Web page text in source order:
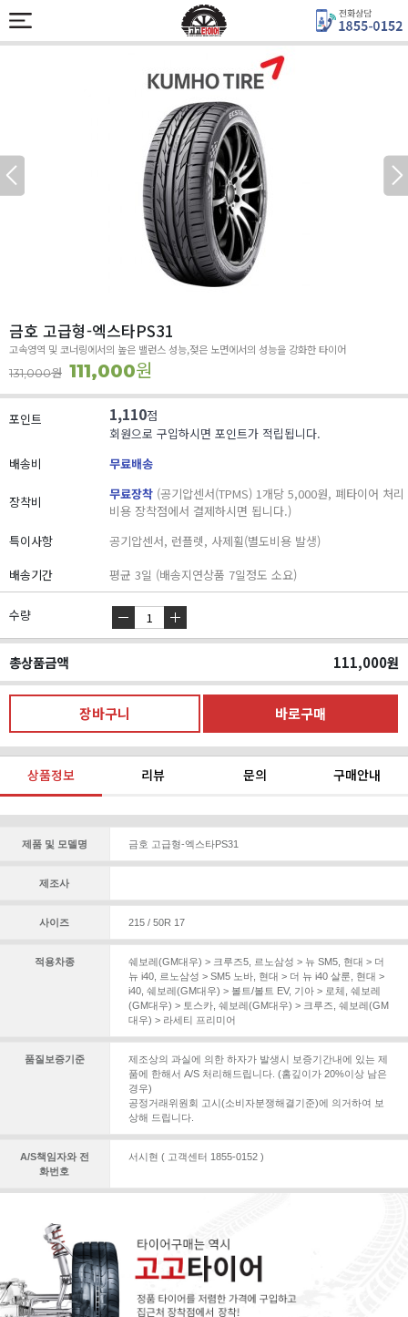
금호 고급형-엑스타PS31
고속영역 및 코너링에서의 높은 밸런스 성능,젖은 노면에서의 성능을 강화한 타이어
131,000원 111,000원
포인트 1,110점
회원으로 구입하시면 포인트가 적립됩니다.
배송비
무료배송
장착비 무료장착 (공기압센서(TPMS) 1개당 5,000원, 폐타이어 처리
비용 장착점에서 결제하시면 됩니다.)
특이사항
공기압센서, 런플렛, 사제휠(별도비용 발생)
배송기간
평균 3일 (배송지연상품 7일정도 소요)
수량
총상품금액 111,000원
상품정보 리뷰 문의 구매안내
제품 및 모델명 금호 고급형-엑스타PS31
제조사
사이즈 215 / 50R 17
적용차종 쉐보레(GM대우) > 크루즈5, 르노삼성 > 뉴 SM5, 현대 > 더
뉴 i40, 르노삼성 > SM5 노바, 현대 > 더 뉴 i40 살룬
현대 >
i40, 쉐보레(GM대우) > 볼트/볼트 EV, 기아 > 로체 쉐보레
(GM대우) > 토스카, 쉐보레(GM대우) > 크루즈 쉐보레(GM
대우) > 라세티 프리미어
품질보증기준
제조상의 과실에 의한 하자가 발생시 보증기간내에 있는 제
품에 한해서 A/S 처리해드립니다. (홈깊이가 20%이상 남은
경우)
공정거래위원회 고시(소비자분쟁해결기준)에 의거하여 보
상해 드립니다.
A/S책임자와 전
화번호
서시현 ( 고객센터 1855-0152 )